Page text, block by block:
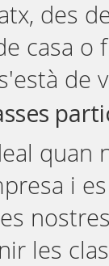
des
casa o
de
quan
i
les